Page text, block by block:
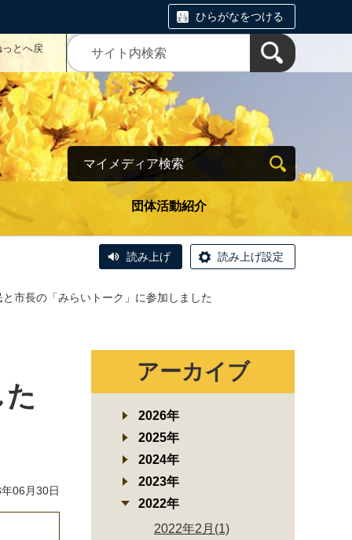
ひらがなをつける
とへ戻
団体活動紹介
マイメディア検索
読み上げ 読み上げ設定
と市長の「みらいトーク」に参加しました
06月30日
アーカイブ
2026年
2025年
2024年
2023年
2022年
2022年2月(1)